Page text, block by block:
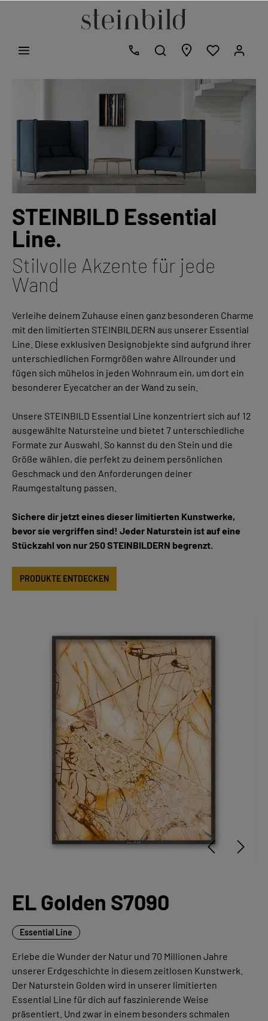
STEINBILD Essential
Line.
Stilvolle Akzente für jede
Wand
Verleihe deinem Zuhause einen ganz besonderen Charme
mit den limitierten STEINBILDERN aus unserer Essential
Line. Diese exklusiven Designobjekte sind aufgrund ihrer
unterschiedlichen Formgrößen wahre Allrounder und
fügen sich mühelos in jeden Wohnraum ein, um dort ein
besonderer Eyecatcher an der Wand zu sein.
Unsere STEINBILD Essential Line konzentriert sich auf 12
ausgewählte Natursteine und bietet 7 unterschiedliche
Formate zur Auswahl. So kannst du den Stein und die
Größe wählen, die perfekt zu deinem persönlichen
Geschmack und den Anforderungen deiner
Raumgestaltung passen.
Sichere dir jetzt eines dieser limitierten Kunstwerke,
bevor sie vergriffen sind! Jeder Naturstein ist auf eine
Stückzahl von nur 250 STEINBILDERN begrenzt.
PRODUKTE ENTDECKEN
EL Golden S7090
Essential Line
Erlebe die Wunder der Natur und 70 Millionen Jahre
unserer Erdgeschichte in diesem zeitlosen Kunstwerk.
Der Naturstein Golden wird in unserer limitierten
Essential Line für dich auf faszinierende Weise
präsentiert. Und zwar in einem besonders schmalen